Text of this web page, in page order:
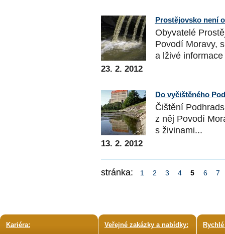
Prostějovsko není
Obyvatelé
Povodí Moravy,
a lživé
23. 2. 2012
Do vyčištěného
Čištění
z něj Povodí
s živinami...
13. 2. 2012
stránka: 1 2 3 4 5 6 7
Kariéra:
Veřejné zakázky a nabídky: